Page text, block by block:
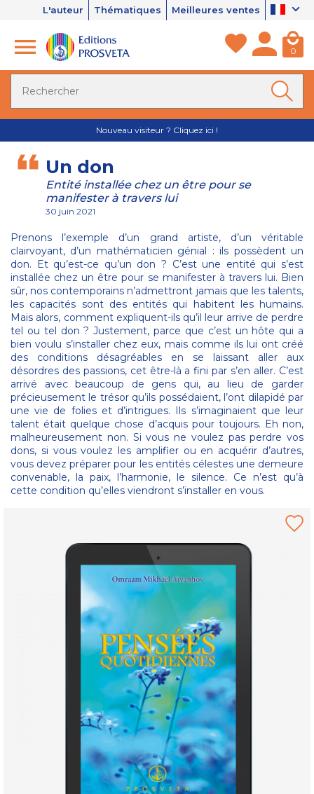
L'auteur Thématiques Meilleures ventes
0
Nouveau visiteur ? Cliquez ici !
Un don
Entité installée chez un être pour se
manifester à travers lui
30 juin 2021
Prenons l’exemple d’un grand artiste, d’un véritable
clairvoyant, d’un mathématicien génial : ils possèdent un
don. Et qu’est-ce qu’un don ? C’est une entité qui s’est
installée chez un être pour se manifester à travers lui. Bien
sûr, nos contemporains n’admettront jamais que les talents,
les capacités sont des entités qui habitent les humains.
Mais alors, comment expliquent-ils qu’il leur arrive de perdre
tel ou tel don ? Justement, parce que c’est un hôte qui a
bien voulu s’installer chez eux, mais comme ils lui ont créé
des conditions désagréables en se laissant aller aux
désordres des passions, cet être-là a fini par s’en aller. C’est
arrivé avec beaucoup de gens qui, au lieu de garder
précieusement le trésor qu’ils possédaient, l’ont dilapidé par
une vie de folies et d’intrigues. Ils s’imaginaient que leur
talent était quelque chose d’acquis pour toujours. Eh non,
malheureusement non. Si vous ne voulez pas perdre vos
dons, si vous voulez les amplifier ou en acquérir d’autres,
vous devez préparer pour les entités célestes une demeure
convenable, la paix, l’harmonie, le silence. Ce n’est qu’à
cette condition qu’elles viendront s’installer en vous.